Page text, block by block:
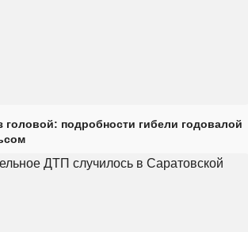
головой: подробности гибели годовалой